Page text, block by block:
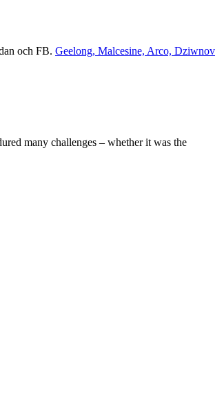
och FB. Geelong, Malcesine, Arco, Dziwnov
many challenges – whether it was the